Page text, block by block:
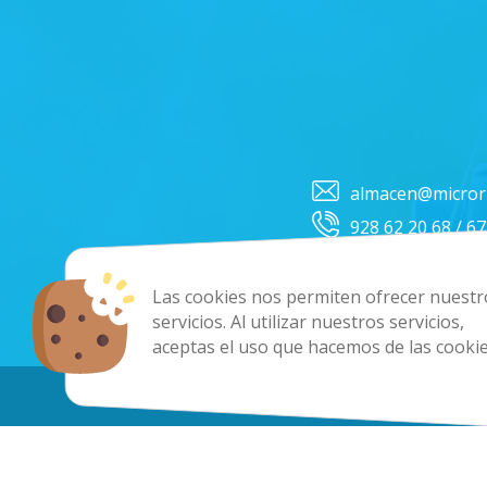
Las cookies nos permiten ofrecer
servicios. Al utilizar nuestros servicios,
aceptas el uso que hacemos de las
928 62 20 68 /
Copyright